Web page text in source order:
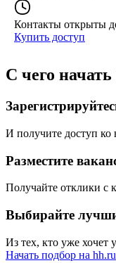
Контакты открыты
Купить доступ
С чего
И получите доступ ко
Разместите
Получайте отклики с
Выбирайте
Из тех, кто уже хочет
Начать подбор на hh.ru